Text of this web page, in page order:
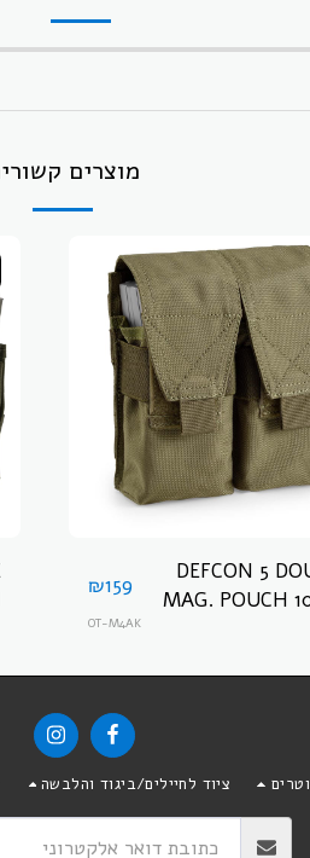
מוצרים
DEFCON 5
MAG. POUCH
₪159
OT-M4AK
ציוד לחיילים/ביגוד והלבשה